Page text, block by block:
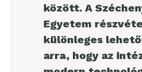
között. A
Egyetem
különleges
arra, hogy az